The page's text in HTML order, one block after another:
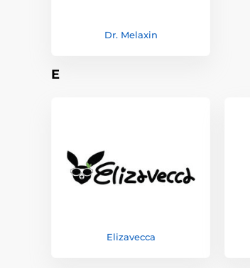
Dr. Melaxin
E
Elizavecca